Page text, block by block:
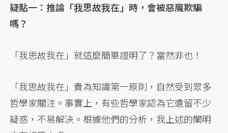
疑點一：推論「我思故我在」時，會被惡魔欺騙
嗎？
「我思故我在」就這麼簡單證明了？當然非也！
「我思故我在」貴為知識第一原則，自然受到眾多
哲學家關注。事實上，有些哲學家認為它遺留不少
疑惑，不易解決。根據他們的分析，我上述的闡明